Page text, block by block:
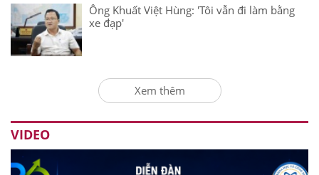
Ông Khuất Việt Hùng: 'Tôi vẫn đi làm bằng
xe đạp'
Xem thêm
VIDEO